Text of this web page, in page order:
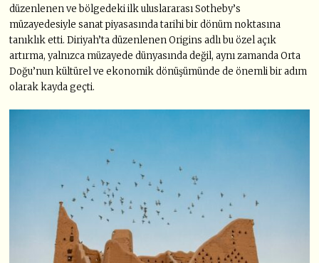
düzenlenen ve bölgedeki ilk uluslararası Sotheby’s
müzayedesiyle sanat piyasasında tarihi bir dönüm noktasına
tanıklık etti. Diriyah’ta düzenlenen Origins adlı bu özel açık
artırma, yalnızca müzayede dünyasında değil, aynı zamanda Orta
Doğu’nun kültürel ve ekonomik dönüşümünde de önemli bir adım
olarak kayda geçti.